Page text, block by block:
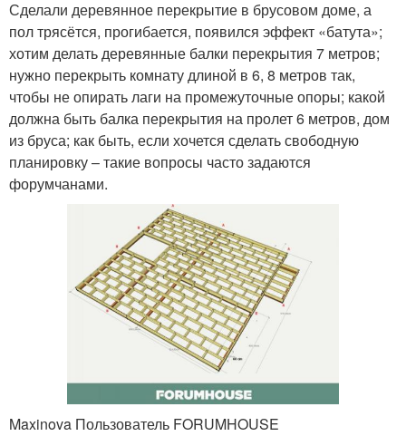
Сделали деревянное перекрытие в брусовом доме, а
пол трясётся, прогибается, появился эффект «батута»;
хотим делать деревянные балки перекрытия 7 метров;
нужно перекрыть комнату длиной в 6, 8 метров так,
чтобы не опирать лаги на промежуточные опоры; какой
должна быть балка перекрытия на пролет 6 метров, дом
из бруса; как быть, если хочется сделать свободную
планировку – такие вопросы часто задаются
форумчанами.
Maxinova Пользователь FORUMHOUSE